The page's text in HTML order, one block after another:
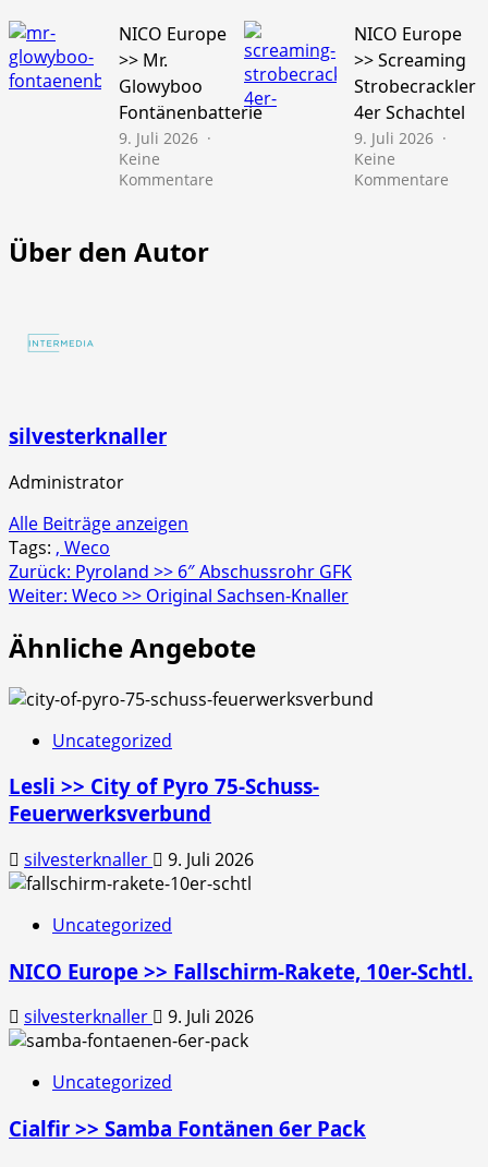
Gold
Schatz
10er
NICO Europe
>> Mr.
Glowyboo
Fontänenbatterie
9. Juli 2026
Keine
Kommentare
NICO Europe
>> Screaming
Strobecrackler
4er Schachtel
9. Juli 2026
Keine
Kommentare
Über den Autor
silvesterknaller
Administrator
Alle Beiträge anzeigen
Tags: , Weco
Beitragsnavigation
Zurück: Pyroland >> 6″ Abschussrohr GFK
Weiter: Weco >> Original Sachsen-Knaller
Ähnliche Angebote
Uncategorized
Lesli >> City of Pyro 75-Schuss-
Feuerwerksverbund
silvesterknaller 9. Juli 2026
Uncategorized
NICO Europe >> Fallschirm-Rakete, 10er-Schtl.
silvesterknaller 9. Juli 2026
Uncategorized
Cialfir >> Samba Fontänen 6er Pack